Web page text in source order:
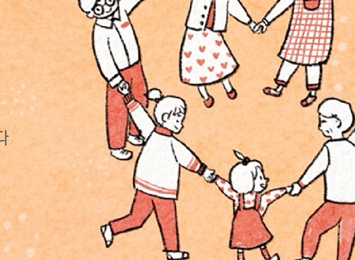
성장인 포토
인식개선
교육 웹툰
센터발간물
찾아오시는 길